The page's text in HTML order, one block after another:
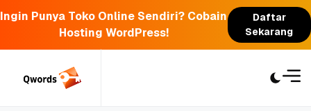
Ingin Punya Toko Online Sendiri? Cobain
Hosting WordPress!
Daftar
Sekarang